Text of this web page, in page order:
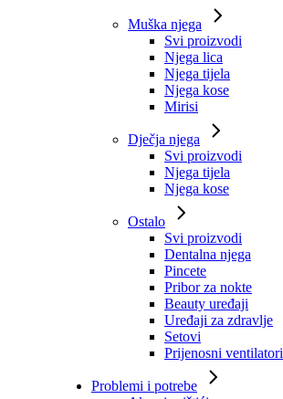
Muška njega
Svi proizvodi
Njega lica
Njega tijela
Njega kose
Mirisi
Dječja njega
Svi proizvodi
Njega tijela
Njega kose
Ostalo
Svi proizvodi
Dentalna njega
Pincete
Pribor za nokte
Beauty uređaji
Uređaji za zdravlje
Setovi
Prijenosni ventilatori
Problemi i potrebe